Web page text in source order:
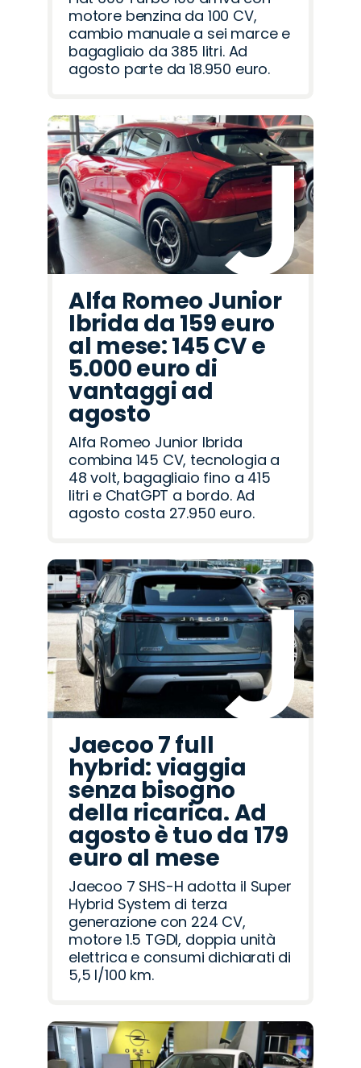
motore benzina da 100 CV,
cambio manuale a sei marce e
bagagliaio da 385 litri. Ad
agosto parte da 18.950 euro.
Alfa Romeo Junior
Ibrida da 159 euro
al mese: 145 CV e
5.000 euro di
vantaggi ad
agosto
Alfa Romeo Junior Ibrida
combina 145 CV, tecnologia a
48 volt, bagagliaio fino a 415
litri e ChatGPT a bordo. Ad
agosto costa 27.950 euro.
Jaecoo 7 full
hybrid: viaggia
senza bisogno
della ricarica. Ad
agosto è tuo da 179
euro al mese
Jaecoo 7 SHS-H adotta il Super
Hybrid System di terza
generazione con 224 CV,
motore 1.5 TGDI, doppia unità
elettrica e consumi dichiarati di
5,5 l/100 km.